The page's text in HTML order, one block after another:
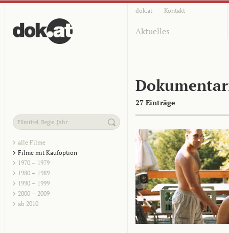
dok.at Kontakt
Aktuelles
27 Einträge
alle Filme
Filme mit Kaufoption
1970 – 1979
1980 – 1989
1990 – 1999
2000 – 2009
ab 2010